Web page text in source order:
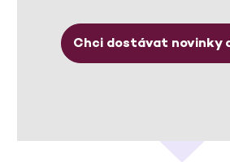
Chci dostávat novinky